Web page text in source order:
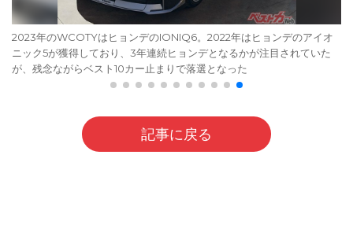
2023年のWCOTYはヒョンデのIONIQ6。2022年はヒョンデのアイオ
ニック5が獲得しており、3年連続ヒョンデとなるかが注目されていた
が、残念ながらベスト10カー止まりで落選となった
記事に戻る